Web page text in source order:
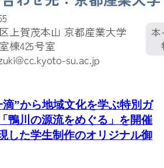
”から地域文化を学ぶ特別ガ
鴨川の源流をめぐる」を開催
した学生制作のオリジナル御